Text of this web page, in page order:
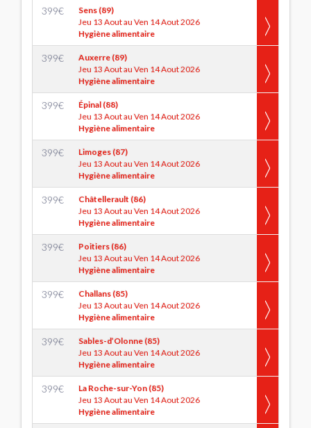
399€
Sens (89)
Jeu 13 Aout au Ven 14 Aout 2026
Hygiène alimentaire
399€
Auxerre (89)
Jeu 13 Aout au Ven 14 Aout 2026
Hygiène alimentaire
399€
Épinal (88)
Jeu 13 Aout au Ven 14 Aout 2026
Hygiène alimentaire
399€
Limoges (87)
Jeu 13 Aout au Ven 14 Aout 2026
Hygiène alimentaire
399€
Châtellerault (86)
Jeu 13 Aout au Ven 14 Aout 2026
Hygiène alimentaire
399€
Poitiers (86)
Jeu 13 Aout au Ven 14 Aout 2026
Hygiène alimentaire
399€
Challans (85)
Jeu 13 Aout au Ven 14 Aout 2026
Hygiène alimentaire
399€
Sables-d’Olonne (85)
Jeu 13 Aout au Ven 14 Aout 2026
Hygiène alimentaire
399€
La Roche-sur-Yon (85)
Jeu 13 Aout au Ven 14 Aout 2026
Hygiène alimentaire